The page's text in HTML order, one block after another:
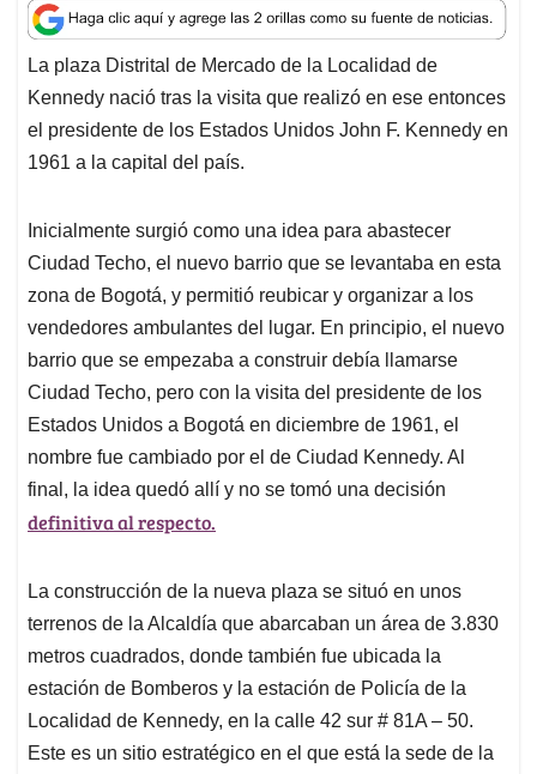
a
t
s
A
p
p
c
e
b
o
o
k
n
k
e
d
I
n
a
i
l
r
e
a
d
s
La plaza Distrital de Mercado de la Localidad de
Kennedy nació tras la visita que realizó en ese entonces
el presidente de los Estados Unidos John F. Kennedy en
1961 a la capital del país.
Inicialmente surgió como una idea para abastecer
Ciudad Techo, el nuevo barrio que se levantaba en esta
zona de Bogotá, y permitió reubicar y organizar a los
vendedores ambulantes del lugar. En principio, el nuevo
barrio que se empezaba a construir debía llamarse
Ciudad Techo, pero con la visita del presidente de los
Estados Unidos a Bogotá en diciembre de 1961, el
nombre fue cambiado por el de Ciudad Kennedy. Al
final, la idea quedó allí y no se tomó una decisión
definitiva al respecto.
La construcción de la nueva plaza se situó en unos
terrenos de la Alcaldía que abarcaban un área de 3.830
metros cuadrados, donde también fue ubicada la
estación de Bomberos y la estación de Policía de la
Localidad de Kennedy, en la calle 42 sur # 81A – 50.
Este es un sitio estratégico en el que está la sede de la